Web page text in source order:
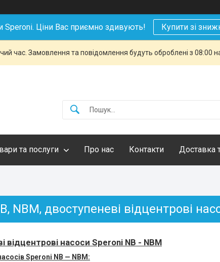
Speroni. Ціни Вас приємно здивують! Купити зі
час. Замовлення та повідомлення будуть оброблені з 08:00
та послуги Про нас Контакти Доставка
NBM, двоступеневі відцентрові
відцентрові насоси Speroni NB - NBМ
Speroni NB — NBM: